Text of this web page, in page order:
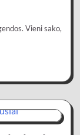
Vieni sako,